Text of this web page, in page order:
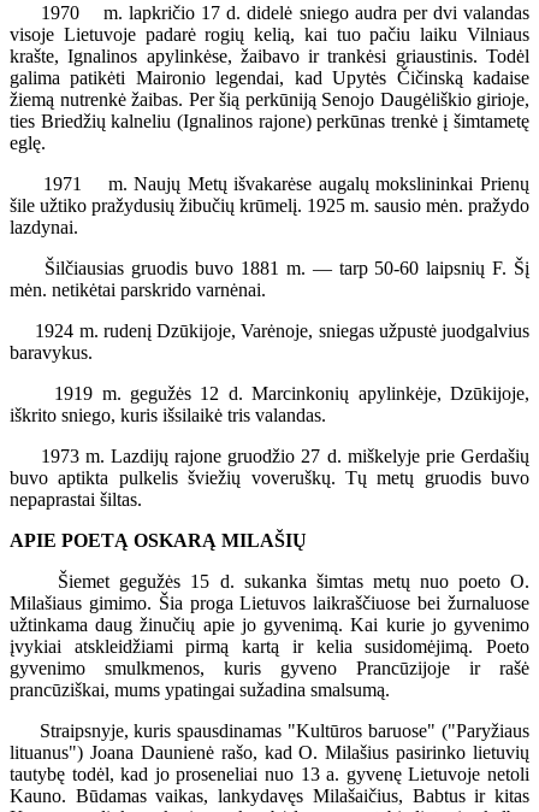
1970 m. lapkričio 17 d. didelė sniego audra per dvi valandas
visoje Lietuvoje padarė rogių kelią, kai tuo pačiu laiku Vilniaus
krašte, Ignalinos apylinkėse, žaibavo ir trankėsi griaustinis. Todėl
galima patikėti Maironio legendai, kad Upytės Čičinską kadaise
žiemą nutrenkė žaibas. Per šią perkūniją Senojo Daugėliškio girioje,
ties Briedžių kalneliu (Ignalinos rajone) perkūnas trenkė į šimtametę
eglę.
1971 m. Naujų Metų išvakarėse augalų mokslininkai Prienų
šile užtiko pražydusių žibučių krūmelį. 1925 m. sausio mėn. pražydo
lazdynai.
Šilčiausias gruodis buvo 1881 m. — tarp 50-60 laipsnių F. Šį
mėn. netikėtai parskrido varnėnai.
1924 m. rudenį Dzūkijoje, Varėnoje, sniegas užpustė juodgalvius
baravykus.
1919 m. gegužės 12 d. Marcinkonių apylinkėje, Dzūkijoje,
iškrito sniego, kuris išsilaikė tris valandas.
1973 m. Lazdijų rajone gruodžio 27 d. miškelyje prie Gerdašių
buvo aptikta pulkelis šviežių voveruškų. Tų metų gruodis buvo
nepaprastai šiltas.
APIE POETĄ OSKARĄ MILAŠIŲ
Šiemet gegužės 15 d. sukanka šimtas metų nuo poeto O.
Milašiaus gimimo. Šia proga Lietuvos laikraščiuose bei žurnaluose
užtinkama daug žinučių apie jo gyvenimą. Kai kurie jo gyvenimo
įvykiai atskleidžiami pirmą kartą ir kelia susidomėjimą. Poeto
gyvenimo smulkmenos, kuris gyveno Prancūzijoje ir rašė
prancūziškai, mums ypatingai sužadina smalsumą.
Straipsnyje, kuris spausdinamas "Kultūros baruose" ("Paryžiaus
lituanus") Joana Daunienė rašo, kad O. Milašius pasirinko lietuvių
tautybę todėl, kad jo proseneliai nuo 13 a. gyvenę Lietuvoje netoli
Kauno. Būdamas vaikas, lankydavęs Milašaičius, Babtus ir kitas